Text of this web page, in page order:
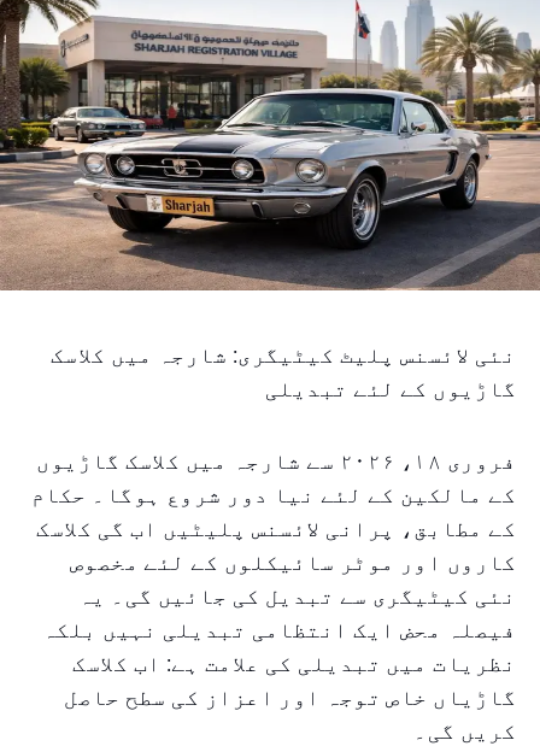
نئی لائسنس پلیٹ کیٹیگری: شارجہ میں کلاسک
گاڑیوں کے لئے تبدیلی
فروری ۱۸، ۲۰۲۶ سے شارجہ میں کلاسک گاڑیوں
کے مالکین کے لئے نیا دور شروع ہوگا۔ حکام
کے مطابق، پرانی لائسنس پلیٹیں اب گی کلاسک
کاروں اور موٹر سائیکلوں کے لئے مخصوص
نئی کیٹیگری سے تبدیل کی جائیں گی۔ یہ
فیصلہ محض ایک انتظامی تبدیلی نہیں بلکہ
نظریات میں تبدیلی کی علامت ہے: اب کلاسک
گاڑیاں خاص توجہ اور اعزاز کی سطح حاصل
کریں گی۔